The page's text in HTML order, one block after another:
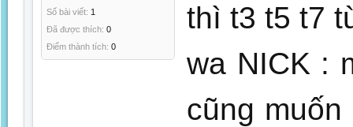
Số bài viết: 1
Đã được thích: 0
Điểm thành tích: 0
thì t3 t5 t7
wa NICK :
cũng